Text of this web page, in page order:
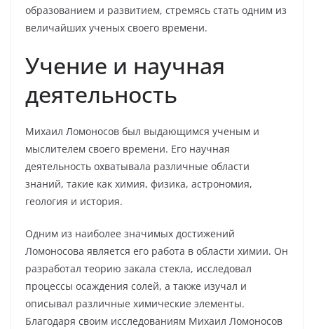
образованием и развитием, стремясь стать одним из
величайших ученых своего времени.
Учение и научная
деятельность
Михаил Ломоносов был выдающимся ученым и
мыслителем своего времени. Его научная
деятельность охватывала различные области
знаний, такие как химия, физика, астрономия,
геология и история.
Одним из наиболее значимых достижений
Ломоносова является его работа в области химии. Он
разработал теорию закала стекла, исследовал
процессы осаждения солей, а также изучал и
описывал различные химические элементы.
Благодаря своим исследованиям Михаил Ломоносов